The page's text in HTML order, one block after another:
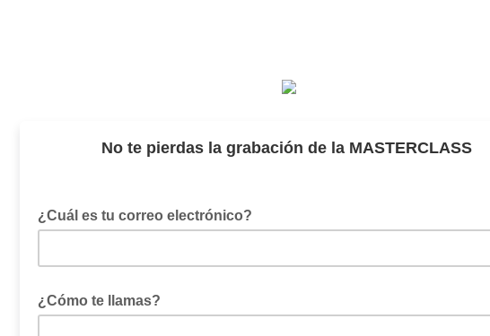
No te pierdas la grabación de la MASTERCLASS
¿Cuál es tu correo electrónico?
¿Cómo te llamas?